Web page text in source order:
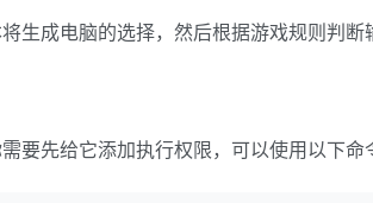
生成电脑的选择，然后根据游戏规则判断
要先给它添加执行权限，可以使用以下命